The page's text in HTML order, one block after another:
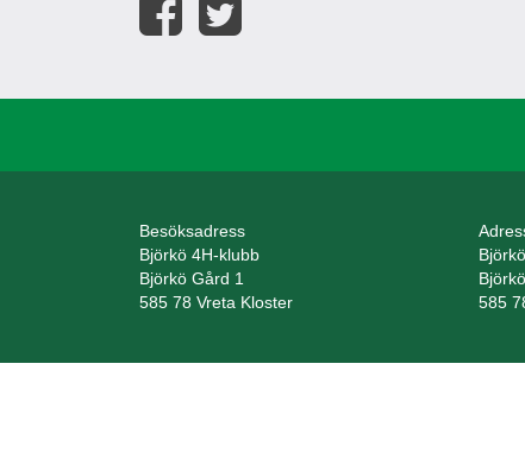
Besöksadress
Björkö 4H-klubb
Björkö Gård 1
585 78 Vreta Kloster
585